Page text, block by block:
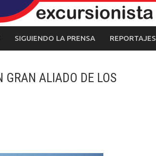
SIGUIENDO LA PRENSA REPORTAJES
GRAN ALIADO DE LOS